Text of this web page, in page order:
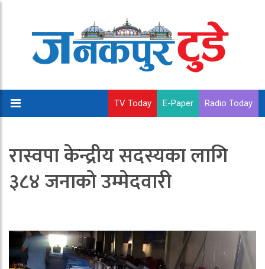
TV Today E-Paper Radio Today
रास्वपा केन्द्रीय सदस्यका लागि
३८४ जनाको उम्मेदवारी